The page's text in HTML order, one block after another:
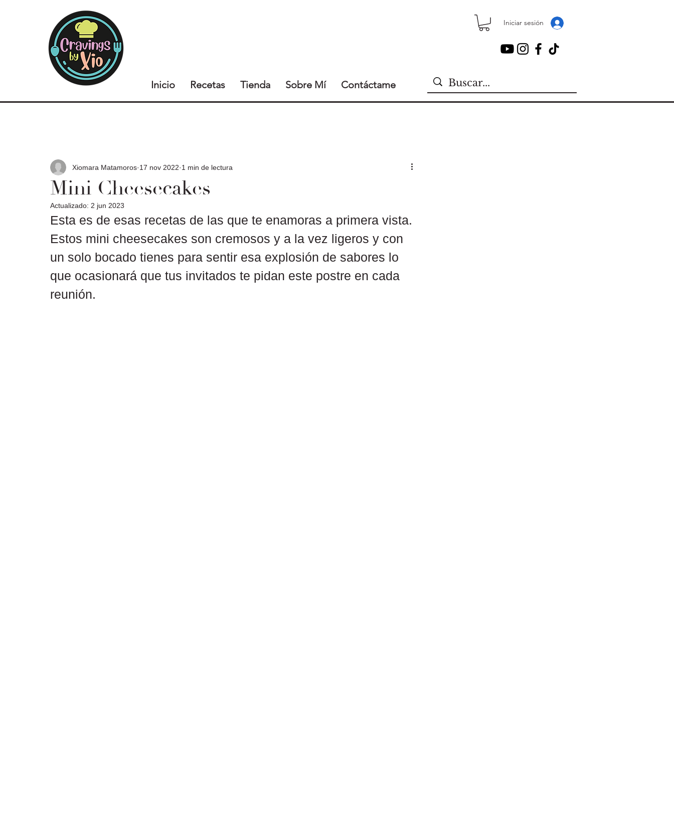
Inicio Recetas Tienda Sobre Mí Contáctame
Iniciar sesión
Mini Cheesecakes
Xiomara Matamoros 17 nov 2022 1 min de lectura
Actualizado: 2 jun 2023
Esta es de esas recetas de las que te enamoras a primera vista.
Estos mini cheesecakes son cremosos y a la vez ligeros y con
un solo bocado tienes para sentir esa explosión de sabores lo
que ocasionará que tus invitados te pidan este postre en cada
reunión.